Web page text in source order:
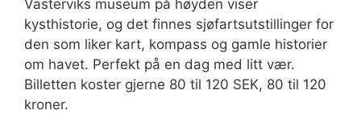
Västerviks museum på høyden viser
kysthistorie, og det finnes sjøfartsutstillinger for
den som liker kart, kompass og gamle historier
om havet. Perfekt på en dag med litt vær.
Billetten koster gjerne 80 til 120 SEK, 80 til 120
kroner.